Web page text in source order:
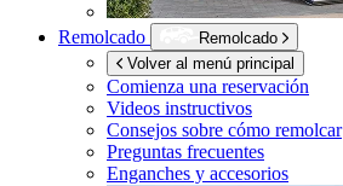
Remolcado
Remolcado
Volver al menú principal
Comienza una reservación
Videos instructivos
Consejos sobre cómo remolcar
Preguntas frecuentes
Enganches y accesorios